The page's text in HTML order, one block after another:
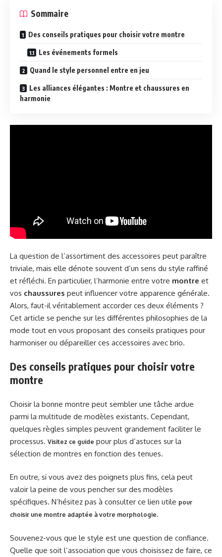
Sommaire
Des conseils pratiques pour choisir votre montre
Les événements formels
Quand le style personnel entre en jeu
Les alliances élégantes : Montre et chaussures en
harmonie
La question de l’assortiment des accessoires peut paraître
triviale, mais elle dénote souvent d’un sens du style raffiné
et réfléchi. En particulier, l’harmonie entre votre montre et
vos chaussures peut influencer votre apparence générale.
Alors, faut-il véritablement accorder ces deux éléments ?
Cet article se penche sur les différentes philosophies de la
mode tout en vous proposant des conseils pratiques pour
harmoniser ou dépareiller ces accessoires avec brio.
Des conseils pratiques pour choisir votre
montre
Choisir la bonne montre peut sembler une tâche ardue
parmi la multitude de modèles existants. Cependant,
quelques règles simples peuvent grandement faciliter le
processus. Visitez ce guide pour plus d’astuces sur la
sélection de montres en fonction des tenues.
En outre, si vous avez des poignets plus fins, cela peut
valoir la peine de vous pencher sur des modèles
spécifiques. N’hésitez pas à consulter ce lien utile pour
choisir une montre adaptée à votre morphologie.
Souvenez-vous que le style est une question de confiance.
Quelle que soit l’association que vous choisissez de faire, ce